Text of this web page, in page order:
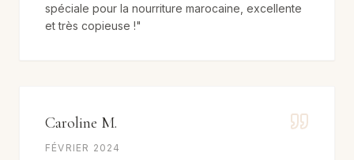
spéciale pour la nourriture marocaine, excellente
et très copieuse !"
Caroline M.
FÉVRIER 2024